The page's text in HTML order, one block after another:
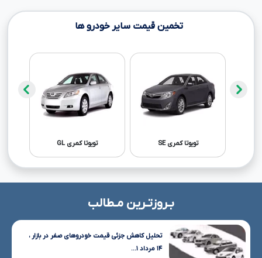
تخمین قیمت سایر خودرو ها
تویوتا کمری SE تویوتا کمری GL
بـروزتـرین مـطالب
تحلیل کاهش جزئی قیمت خودروهای صفر در بازار ،
۱۴ مرداد ۱...